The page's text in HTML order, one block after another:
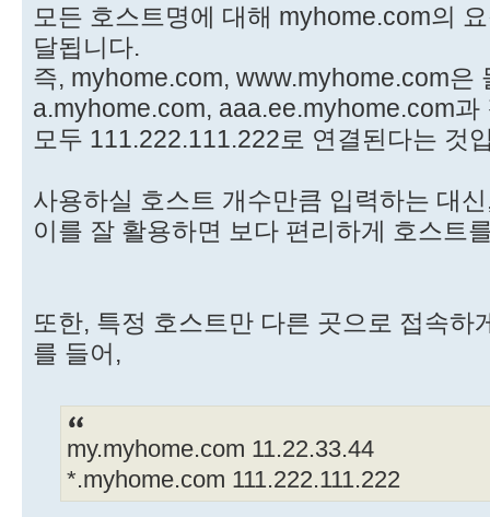
모든 호스트명에 대해 myhome.com의
달됩니다.
즉, myhome.com, www.myhome.com은
a.myhome.com, aaa.ee.myhome.com과
모두 111.222.111.222로 연결된다는 것
사용하실 호스트 개수만큼 입력하는 대
이를 잘 활용하면 보다 편리하게 호스트
또한, 특정 호스트만 다른 곳으로 접속하
를 들어,
my.myhome.com 11.22.33.44
*.myhome.com 111.222.111.222